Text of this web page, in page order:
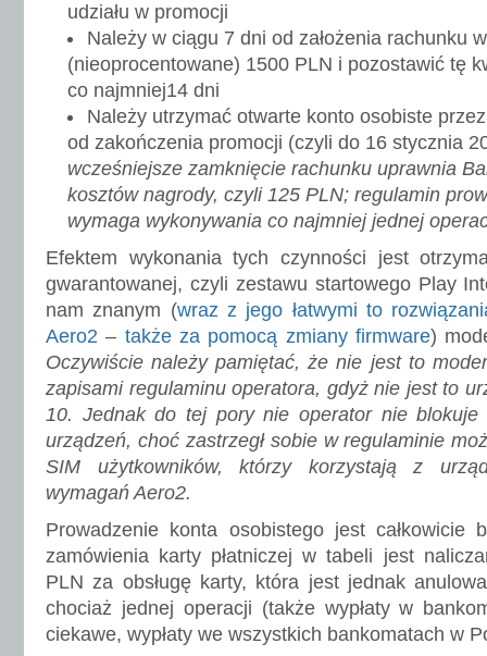
udziału w promocji
Należy w ciągu 7 dni od założenia rachunku
(nieoprocentowane) 1500 PLN i pozostawić tę
co najmniej14 dni
Należy utrzymać otwarte konto osobiste
od zakończenia promocji (czyli do 16 stycznia
wcześniejsze zamknięcie rachunku uprawnia
kosztów nagrody, czyli 125 PLN; regulamin
wymaga wykonywania co najmniej jednej
Efektem wykonania tych czynności jest
gwarantowanej, czyli zestawu startowego Play
nam znanym (wraz z jego łatwymi to
Aero2 – także za pomocą zmiany firmware)
Oczywiście należy pamiętać, że nie jest to
zapisami regulaminu operatora, gdyż nie jest to
10. Jednak do tej pory nie operator nie
urządzeń, choć zastrzegł sobie w regulaminie
SIM użytkowników, którzy korzystają z
wymagań Aero2.
Prowadzenie konta osobistego jest całkowicie
zamówienia karty płatniczej w tabeli jest
PLN za obsługę karty, która jest jednak
chociaż jednej operacji (także wypłaty w
ciekawe, wypłaty we wszystkich bankomatach w